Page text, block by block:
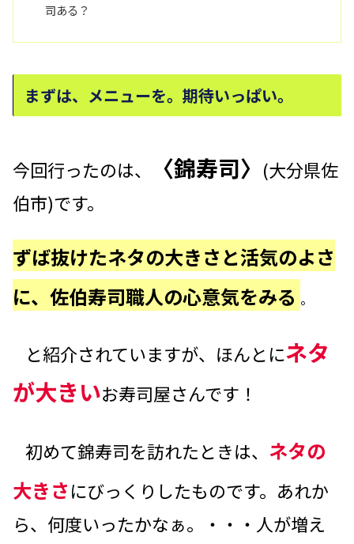
司ある？
まずは、メニューを。期待いっぱい。
今回行ったのは、 〈錦寿司〉 (大分県佐
伯市)です。
ずば抜けたネタの大きさと活気のよさ
に、佐伯寿司職人の心意気をみる 。
と紹介されていますが、ほんとにネタ
が大きいお寿司屋さんです！
初めて錦寿司を訪れたときは、 ネタの
大きさにびっくりしたものです。あれか
ら、何度いったかなぁ。・・・人が増え